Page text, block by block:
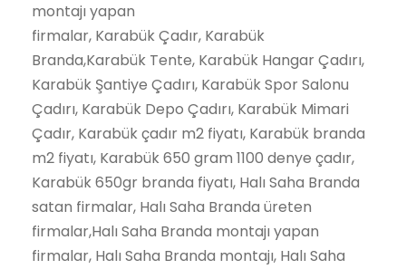
montajı yapan
firmalar, Karabük Çadır, Karabük
Branda,Karabük Tente, Karabük Hangar Çadırı,
Karabük Şantiye Çadırı, Karabük Spor Salonu
Çadırı, Karabük Depo Çadırı, Karabük Mimari
Çadır, Karabük çadır m2 fiyatı, Karabük branda
m2 fiyatı, Karabük 650 gram 1100 denye çadır,
Karabük 650gr branda fiyatı, Halı Saha Branda
satan firmalar, Halı Saha Branda üreten
firmalar,Halı Saha Branda montajı yapan
firmalar, Halı Saha Branda montajı, Halı Saha